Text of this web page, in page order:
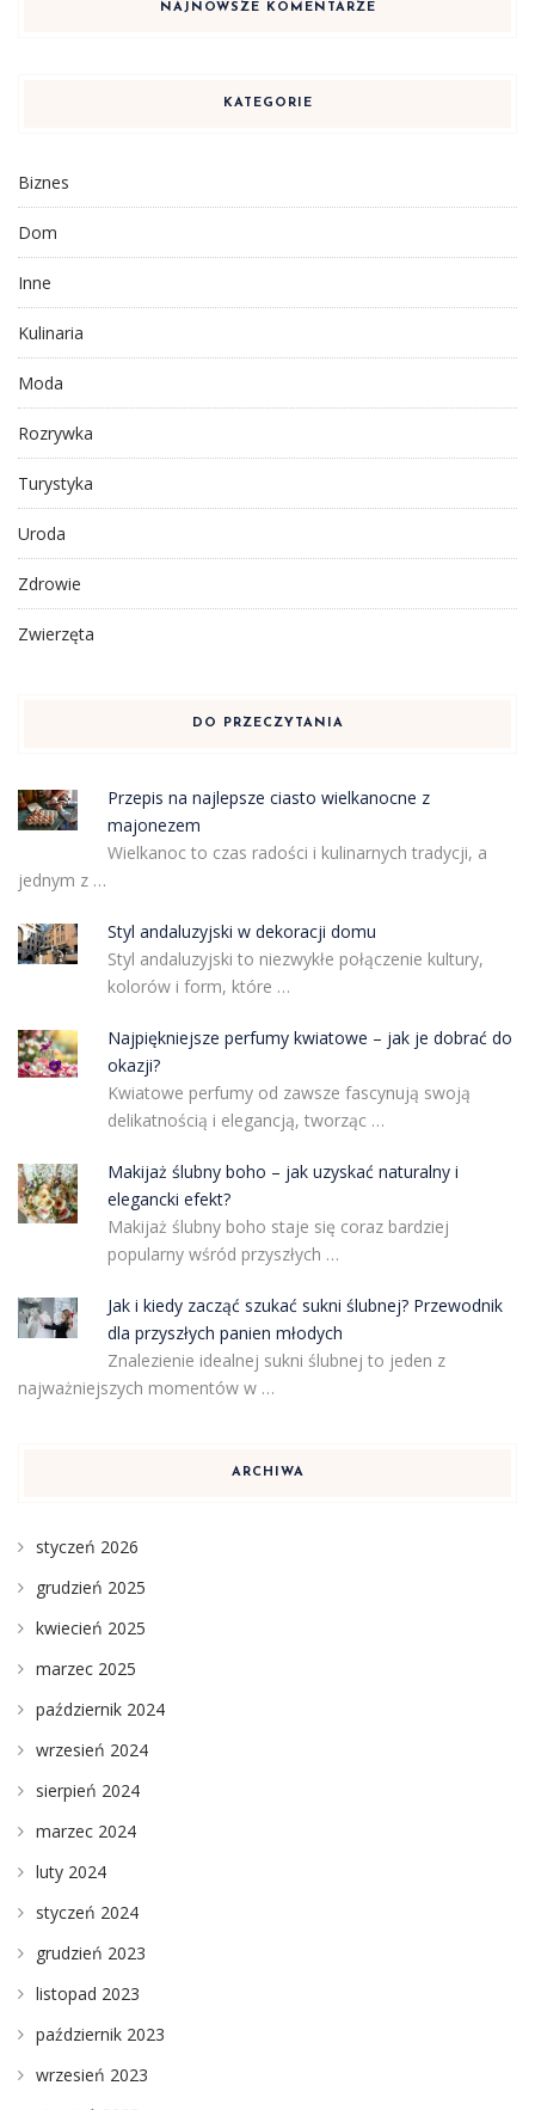
NAJNOWSZE KOMENTARZE
KATEGORIE
Biznes
Dom
Inne
Kulinaria
Moda
Rozrywka
Turystyka
Uroda
Zdrowie
Zwierzęta
DO PRZECZYTANIA
Przepis na najlepsze ciasto wielkanocne z
majonezem
Wielkanoc to czas radości i kulinarnych tradycji, a
jednym z …
Styl andaluzyjski w dekoracji domu
Styl andaluzyjski to niezwykłe połączenie kultury,
kolorów i form, które …
Najpiękniejsze perfumy kwiatowe – jak je dobrać do
okazji?
Kwiatowe perfumy od zawsze fascynują swoją
delikatnością i elegancją, tworząc …
Makijaż ślubny boho – jak uzyskać naturalny i
elegancki efekt?
Makijaż ślubny boho staje się coraz bardziej
popularny wśród przyszłych …
Jak i kiedy zacząć szukać sukni ślubnej? Przewodnik
dla przyszłych panien młodych
Znalezienie idealnej sukni ślubnej to jeden z
najważniejszych momentów w …
ARCHIWA
styczeń 2026
grudzień 2025
kwiecień 2025
marzec 2025
październik 2024
wrzesień 2024
sierpień 2024
marzec 2024
luty 2024
styczeń 2024
grudzień 2023
listopad 2023
październik 2023
wrzesień 2023